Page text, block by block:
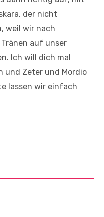
der nicht
weil wir nach
auf unser
Ich will dich mal
und Zeter und Mordio
lassen wir einfach